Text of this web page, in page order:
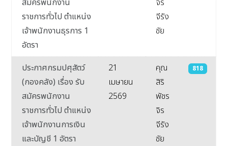
สมัครพนักงาน
ราชการทั่วไป ตำแหน่ง
เจ้าพนักงานธุรการ 1
อัตรา
จิร
จีรัง
ชัย
ประกาศกรมปศุสัตว์
(กองคลัง) เรื่อง รับ
สมัครพนักงาน
ราชการทั่วไป ตำแหน่ง
เจ้าพนักงานการเงิน
และบัญชี 1 อัตรา
21
เมษายน
2569
คุณ
สิริ
พัชร
จิร
จีรัง
ชัย
818